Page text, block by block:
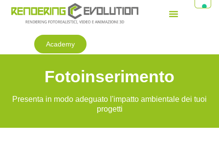
Academy
Fotoinserimento
Presenta in modo adeguato l'impatto ambientale dei tuoi
progetti